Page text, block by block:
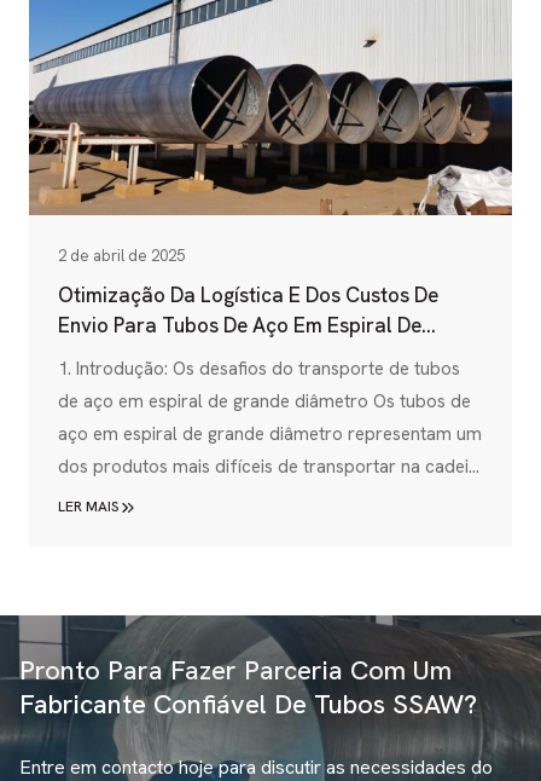
rudimentares em condutas sofisticadas...
2 de abril de 2025
Otimização Da Logística E Dos Custos De
Envio Para Tubos De Aço Em Espiral De
Grande Diâmetro: Guia Completo
1. Introdução: Os desafios do transporte de tubos
de aço em espiral de grande diâmetro Os tubos de
aço em espiral de grande diâmetro representam um
dos produtos mais difíceis de transportar na cadeia
de abastecimento industrial. Com dimensões
estruturas de petróleo, gás, água e energia...
LER MAIS
Pronto Para Fazer Parceria Com Um
Fabricante Confiável De Tubos SSAW?
Entre em contacto hoje para discutir as necessidades do